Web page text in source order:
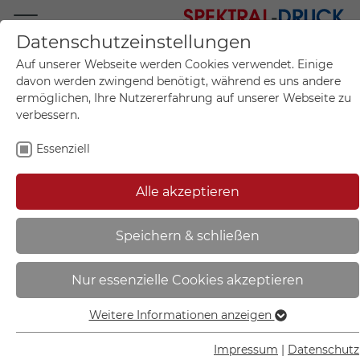
Mo.-Fr. 09:00-17:00
+49 (0)711 55 75 25
Mein Konto
Mein Warenkorb
Sie sind hier: Start
Etiketten auf Bogen -
Kennzeichnung elektrischer Leiter
- | L3 (Außenleiter 3) - 30.1514
Datenschutzeinstellungen
Auf unserer Webseite werden Cookies verwendet. Einige
davon werden zwingend benötigt, während es uns andere
ermöglichen, Ihre Nutzererfahrung auf unserer Webseite zu
verbessern.
Essenziell
Alle akzeptieren
Speichern & schließen
Nur essenzielle Cookies akzeptieren
Essenziell
Essenzielle Cookies werden für grundlegende Funktionen
Weitere Informationen anzeigen
Impressum Datenschutz